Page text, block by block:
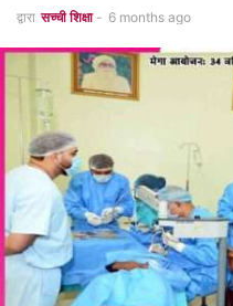
द्वारा सच्ची शिक्षा - 6 months ago